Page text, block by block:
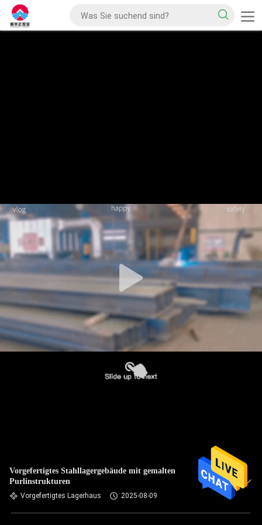
Vorgefertigtes Stahllagergebäude mit gemalten
Purlinstrukturen
Vorgefertigtes Lagerhaus 2025-08-09